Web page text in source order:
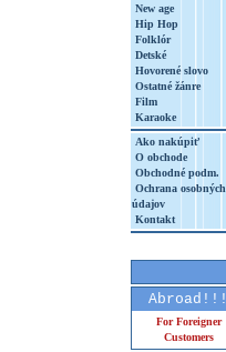
New age
Hip Hop
Folklór
Detské
Hovorené slovo
Ostatné žánre
Film
Karaoke
Ako nakúpiť
O obchode
Obchodné podm.
Ochrana osobných
údajov
Kontakt
Abroad!!!
For Foreigner
Customers